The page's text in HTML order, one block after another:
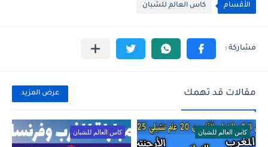
الأقسام كاس العالم للشبان
مقالات قد تهمك عرض المزيد
كاس العالم للشبان كاس العالم للشبان